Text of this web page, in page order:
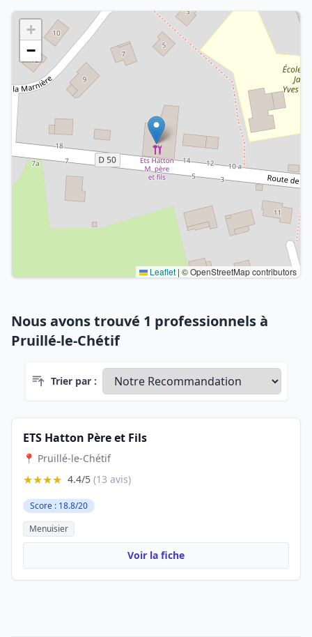
+
−
Leaflet | © OpenStreetMap contributors
Nous avons trouvé 1 professionnels à
Pruillé-le-Chétif
Trier par :
ETS Hatton Père et Fils
📍 Pruillé-le-Chétif
★★★★ 4.4/5 (13 avis)
Score : 18.8/20
Menuisier
Voir la fiche